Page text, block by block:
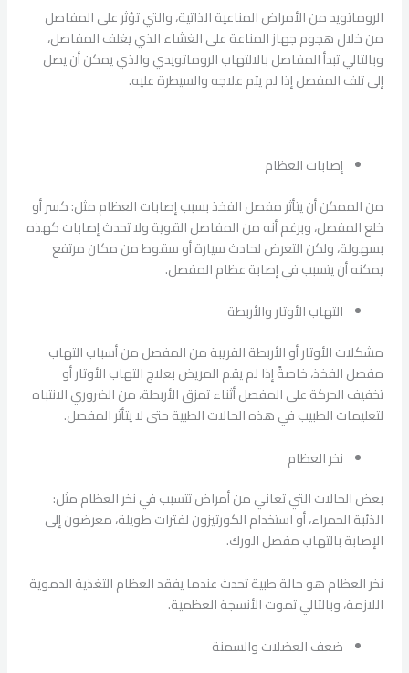
الروماتويد من الأمراض المناعية الذاتية، والتي تؤثر على المفاصل
من خلال هجوم جهاز المناعة على الغشاء الذي يغلف المفاصل،
وبالتالي تبدأ المفاصل بالالتهاب الروماتويدي والذي يمكن أن يصل
إلى تلف المفصل إذا لم يتم علاجه والسيطرة عليه.
إصابات العظام
من الممكن أن يتأثر مفصل الفخذ بسبب إصابات العظام مثل: كسر أو
خلع المفصل، وبرغم أنه من المفاصل القوية ولا تحدث إصابات كهذه
بسهولة، ولكن التعرض لحادث سيارة أو سقوط من مكان مرتفع
يمكنه أن يتسبب في إصابة عظام المفصل.
التهاب الأوتار والأربطة
مشكلات الأوتار أو الأربطة القريبة من المفصل من أسباب التهاب
مفصل الفخذ، خاصةً إذا لم يقم المريض بعلاج التهاب الأوتار أو
تخفيف الحركة على المفصل أثناء تمزق الأربطة، من الضروري الانتباه
لتعليمات الطبيب في هذه الحالات الطبية حتى لا يتأثر المفصل.
نخر العظام
بعض الحالات التي تعاني من أمراض تتسبب في نخر العظام مثل:
الذئبة الحمراء، أو استخدام الكورتيزون لفترات طويلة، معرضون إلى
الإصابة بالتهاب مفصل الورك.
نخر العظام هو حالة طبية تحدث عندما يفقد العظام التغذية الدموية
اللازمة، وبالتالي تموت الأنسجة العظمية.
ضعف العضلات والسمنة